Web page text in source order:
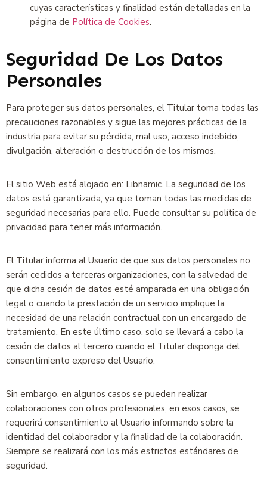
cuyas características y finalidad están detalladas en la
página de Política de Cookies.
Seguridad De Los Datos
Personales
Para proteger sus datos personales, el Titular toma todas las
precauciones razonables y sigue las mejores prácticas de la
industria para evitar su pérdida, mal uso, acceso indebido,
divulgación, alteración o destrucción de los mismos.
El sitio Web está alojado en: Libnamic. La seguridad de los
datos está garantizada, ya que toman todas las medidas de
seguridad necesarias para ello. Puede consultar su política de
privacidad para tener más información.
El Titular informa al Usuario de que sus datos personales no
serán cedidos a terceras organizaciones, con la salvedad de
que dicha cesión de datos esté amparada en una obligación
legal o cuando la prestación de un servicio implique la
necesidad de una relación contractual con un encargado de
tratamiento. En este último caso, solo se llevará a cabo la
cesión de datos al tercero cuando el Titular disponga del
consentimiento expreso del Usuario.
Sin embargo, en algunos casos se pueden realizar
colaboraciones con otros profesionales, en esos casos, se
requerirá consentimiento al Usuario informando sobre la
identidad del colaborador y la finalidad de la colaboración.
Siempre se realizará con los más estrictos estándares de
seguridad.